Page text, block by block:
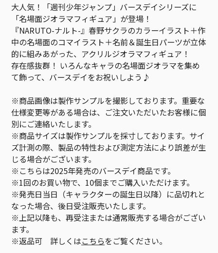
大人気！「週刊少年ジャンプ」バースデイシリーズに
「名場面ジオラマフィギュア」が登場！
『NARUTO-ナルト-』春野サクラのカラーイラスト＋作
中の名場面のコマイラスト＋名前＆誕生日パーツが立体
的に組みあがった、アクリルジオラマフィギュア！
存在感抜群！ いろんなキャラの名場面ジオラマを集め
て飾って、バースデイをお祝いしよう♪
※商品画像は製作サンプルを撮影しております。重要な
仕様変更等がある場合は、ご注文いただいたお客様に個
別にご連絡いたします。
※商品サイズは製作サンプルを採寸しております。サイ
ズ計測の際、製品の特性および測定方法により誤差が生
じる場合がございます。
※こちらは2025年発売のバースデイ商品です。
※1回のお買い物で、10個までご購入いただけます。
※発売日当日（キャラクターの誕生日以降）に品切れと
なった場合、後日受注販売いたします。
※上記以降も、再受注または通常販売する場合がござい
ます。
※返品可 詳しくはこちらをご覧ください。